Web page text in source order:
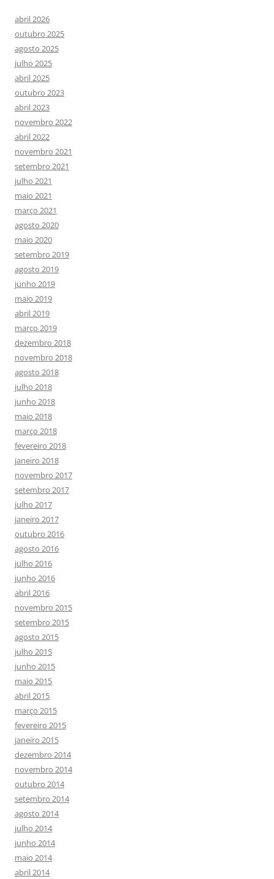
abril 2026
outubro 2025
agosto 2025
julho 2025
abril 2025
outubro 2023
abril 2023
novembro 2022
abril 2022
novembro 2021
setembro 2021
julho 2021
maio 2021
março 2021
agosto 2020
maio 2020
setembro 2019
agosto 2019
junho 2019
maio 2019
abril 2019
março 2019
dezembro 2018
novembro 2018
agosto 2018
julho 2018
junho 2018
maio 2018
março 2018
fevereiro 2018
janeiro 2018
novembro 2017
setembro 2017
julho 2017
janeiro 2017
outubro 2016
agosto 2016
julho 2016
junho 2016
abril 2016
novembro 2015
setembro 2015
agosto 2015
julho 2015
junho 2015
maio 2015
abril 2015
março 2015
fevereiro 2015
janeiro 2015
dezembro 2014
novembro 2014
outubro 2014
setembro 2014
agosto 2014
julho 2014
junho 2014
maio 2014
abril 2014